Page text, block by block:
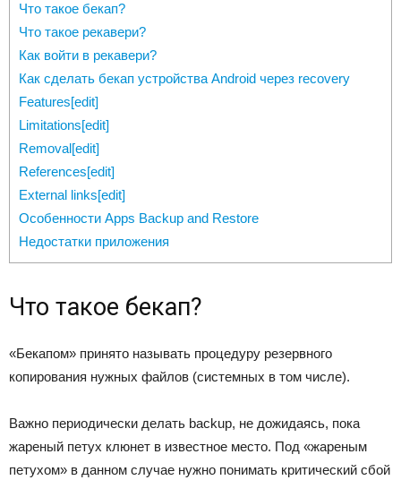
Что такое бекап?
Что такое рекавери?
Как войти в рекавери?
Как сделать бекап устройства Android через recovery
Features[edit]
Limitations[edit]
Removal[edit]
References[edit]
External links[edit]
Особенности Apps Backup and Restore
Недостатки приложения
Что такое бекап?
«Бекапом» принято называть процедуру резервного
копирования нужных файлов (системных в том числе).
Важно периодически делать backup, не дожидаясь, пока
жареный петух клюнет в известное место. Под «жареным
петухом» в данном случае нужно понимать критический сбой